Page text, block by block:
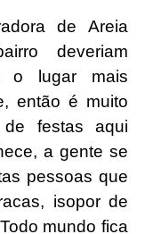
de Areia
deveriam
o lugar mais
então é muito
festas aqui
a gente se
pessoas que
isopor de
mundo fica